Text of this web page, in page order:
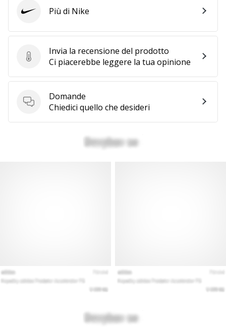
Invia la recensione del prodotto
Invia la recensione del prodotto
Ci piacerebbe leggere la tua opinione
Domande
Domande
Chiedici quello che desideri
Nike Più di Nike